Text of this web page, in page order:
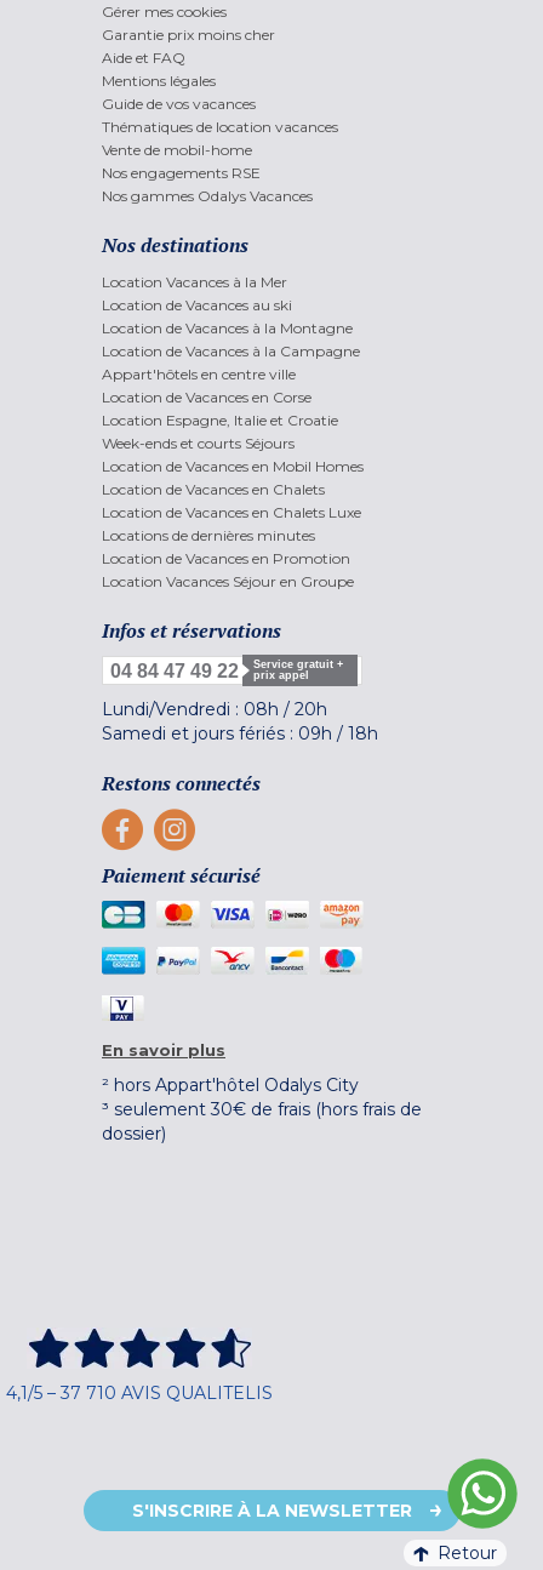
Gérer mes cookies
Garantie prix moins cher
Aide et FAQ
Mentions légales
Guide de vos vacances
Thématiques de location vacances
Vente de mobil-home
Nos engagements RSE
Nos gammes Odalys Vacances
Nos destinations
Location Vacances à la Mer
Location de Vacances au ski
Location de Vacances à la Montagne
Location de Vacances à la Campagne
Appart'hôtels en centre ville
Location de Vacances en Corse
Location Espagne, Italie et Croatie
Week-ends et courts Séjours
Location de Vacances en Mobil Homes
Location de Vacances en Chalets
Location de Vacances en Chalets Luxe
Locations de dernières minutes
Location de Vacances en Promotion
Location Vacances Séjour en Groupe
Infos et réservations
04 84 47 49 22
Service gratuit +
prix appel
Lundi/Vendredi : 08h / 20h
Samedi et jours fériés : 09h / 18h
Restons connectés
Paiement sécurisé
En savoir plus
² hors Appart'hôtel Odalys City
³ seulement 30€ de frais (hors frais de
dossier)
4,1/5 – 37 710 AVIS QUALITELIS
S'INSCRIRE À LA NEWSLETTER
Retour